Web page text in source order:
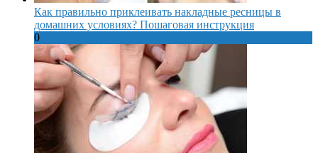
Как правильно приклеивать накладные ресницы в
домашних условиях? Пошаговая инструкция
0